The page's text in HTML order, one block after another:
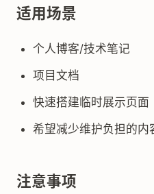
适用场景
个人博客/技术笔记
项目文档
快速搭建临时展示页面
希望减少维护负担的内
注意事项